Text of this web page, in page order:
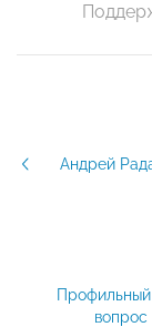
Андрей
вопрос